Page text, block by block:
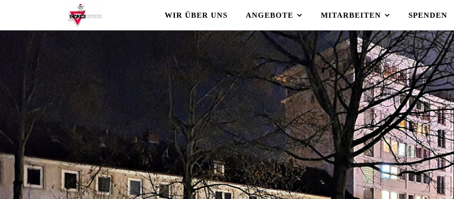
WIR ÜBER UNS ANGEBOTE MITARBEITEN SPENDEN